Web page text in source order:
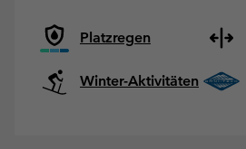
Platzregen
Winter-Aktivitäten